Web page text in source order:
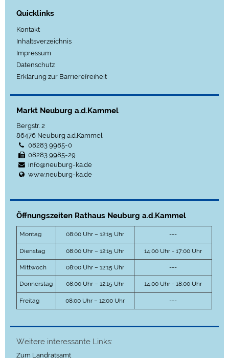
Quicklinks
Kontakt
Inhaltsverzeichnis
Impressum
Datenschutz
Erklärung zur Barrierefreiheit
Markt Neuburg a.d.Kammel
Bergstr. 2
86476 Neuburg a.d.Kammel
08283 9985-0
08283 9985-29
info@neuburg-ka.de
www.neuburg-ka.de
Öffnungszeiten Rathaus Neuburg a.d.Kammel
Montag 08:00 Uhr – 12:15 Uhr ---
Dienstag 08:00 Uhr – 12:15 Uhr 14:00 Uhr - 17:00 Uhr
Mittwoch 08:00 Uhr – 12:15 Uhr ---
Donnerstag 08:00 Uhr – 12:15 Uhr 14:00 Uhr - 18:00 Uhr
Freitag 08:00 Uhr – 12:00 Uhr ---
Weitere interessante Links:
Zum Landratsamt